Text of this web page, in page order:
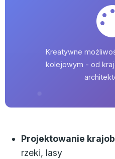
Kreatywne
kolejowym - od
Projektowanie
rzeki, lasy